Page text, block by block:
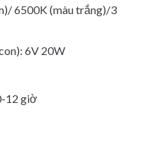
6500K (màu trắng)/3
6V 20W
12 giờ